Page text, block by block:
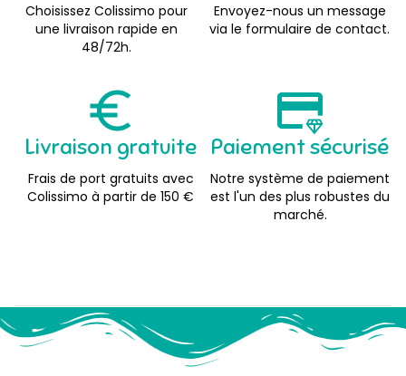
Choisissez Colissimo pour
une livraison rapide en
48/72h.
Envoyez-nous un message
via le formulaire de contact.
Livraison gratuite
Frais de port gratuits avec
Colissimo à partir de 150 €
Paiement sécurisé
Notre système de paiement
est l'un des plus robustes du
marché.